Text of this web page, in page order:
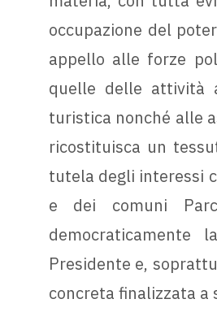
occupazione del
appello alle forze
quelle delle attività
turistica nonché alle
ricostituisca un
tutela degli interessi
e dei comuni
democraticamente
Presidente e,
concreta finalizzata a